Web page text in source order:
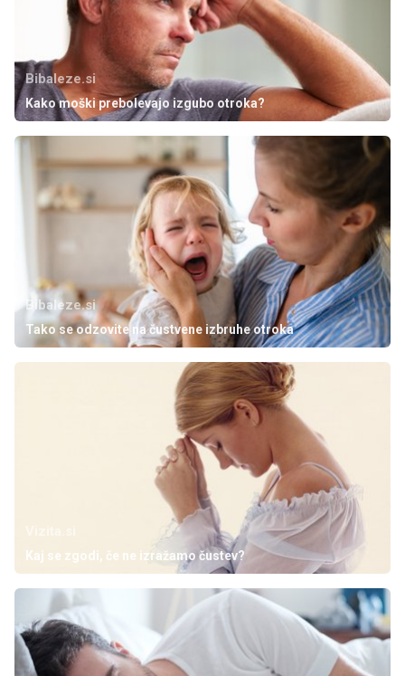
Bibaleze.si
Kako moški prebolevajo izgubo otroka?
Bibaleze.si
Tako se odzovite na čustvene izbruhe otroka
Kaj se zgodi, če ne izražamo čustev?